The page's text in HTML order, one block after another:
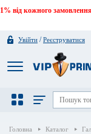
1% від кожного
Увійти /Реєструватися
Головна Каталог